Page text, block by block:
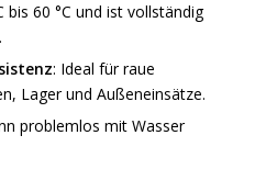
bis 60 °C und ist vollständig
: Ideal für raue
Lager und Außeneinsätze.
problemlos mit Wasser